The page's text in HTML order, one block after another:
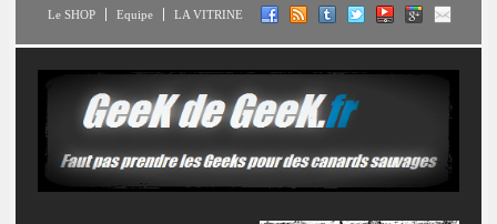
Le SHOP Equipe LA VITRINE